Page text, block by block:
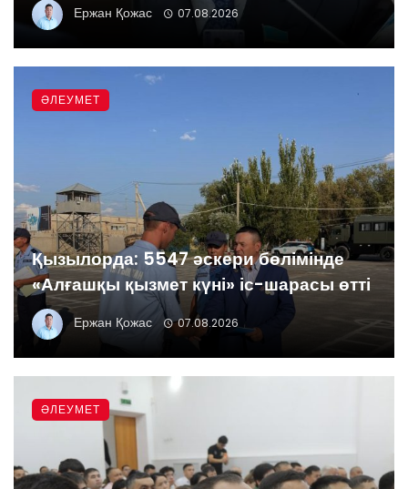
Ержан Қожас 07.08.2026
Қызылорда: 5547 әскери бөлімінде
«Алғашқы қызмет күні» іс-шарасы өтті
Ержан Қожас 07.08.2026
ӘЛЕУМЕТ
ӘЛЕУМЕТ